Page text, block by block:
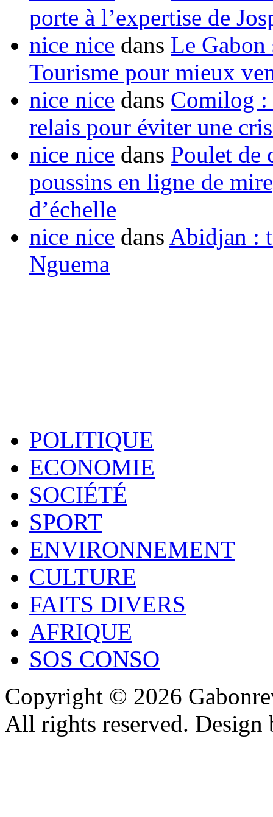
porte à l’expertise de
nice nice dans Le Gabon
Tourisme pour mieux
nice nice dans Comilog :
relais pour éviter une
nice nice dans Poulet de
poussins en ligne de
d’échelle
nice nice dans Abidjan :
Nguema
POLITIQUE
ECONOMIE
SOCIÉTÉ
SPORT
ENVIRONNEMENT
CULTURE
FAITS DIVERS
AFRIQUE
SOS CONSO
Copyright © 2026
All rights reserved.